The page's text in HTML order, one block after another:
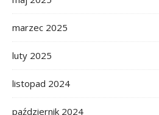
marzec 2025
luty 2025
listopad 2024
październik 2024